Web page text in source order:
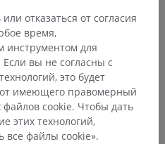
отказаться от согласия
время,
инструментом для
вы не согласны с
это будет
от имеющего правомерный
cookie. Чтобы дать
этих технологий,
все файлы cookie».